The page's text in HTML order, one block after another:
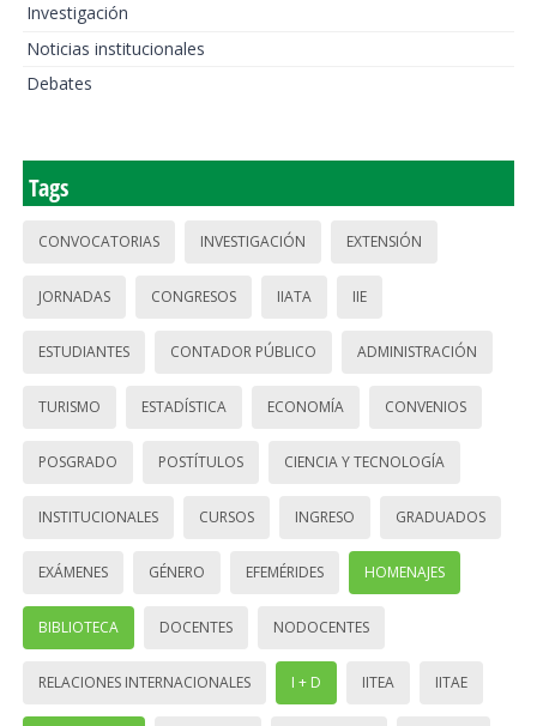
Investigación
Noticias institucionales
Debates
Tags
CONVOCATORIAS INVESTIGACIÓN EXTENSIÓN
JORNADAS CONGRESOS IIATA IIE
ESTUDIANTES CONTADOR PÚBLICO ADMINISTRACIÓN
TURISMO ESTADÍSTICA ECONOMÍA CONVENIOS
POSGRADO POSTÍTULOS CIENCIA Y TECNOLOGÍA
INSTITUCIONALES CURSOS INGRESO GRADUADOS
EXÁMENES GÉNERO EFEMÉRIDES HOMENAJES
BIBLIOTECA DOCENTES NODOCENTES
RELACIONES INTERNACIONALES I + D IITEA IITAE